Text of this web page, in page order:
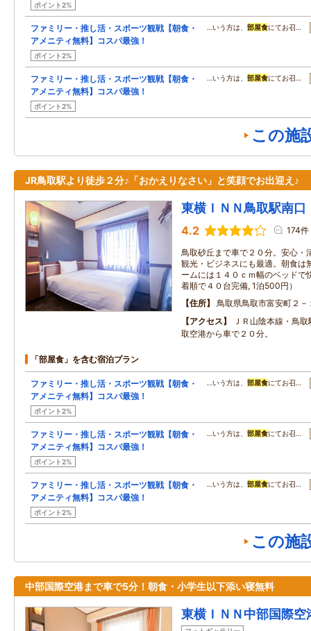
ポイント2%
ファミリー・推し活・スポーツ観戦【朝食・
アメニティ無料】コスパ最強！
ポイント2%
…いう方は、 部屋食にてお召…
ファミリー・推し活・スポーツ観戦【朝食・
アメニティ無料】コスパ最強！
ポイント2%
…いう方は、 部屋食にてお召…
この施
JR鳥取駅より徒歩２分♪「おかえりなさい」と笑顔でお出迎え♪
東横ＩＮＮ鳥取駅南口
4.2 174件
鳥取砂丘まで車で２０分。安心・
観光・ビジネスにも最適。朝食は
ームには１４０ｃｍ幅のベッドで
着順で４０台完備, 1泊500円）
住所
鳥取県鳥取市富安町２－
アクセス
ＪＲ山陰本線・鳥
取空港から車で２０分。
「部屋食」を含む宿泊プラン
ファミリー・推し活・スポーツ観戦【朝食・
アメニティ無料】コスパ最強！
ポイント2%
…いう方は、 部屋食にてお召…
ファミリー・推し活・スポーツ観戦【朝食・
アメニティ無料】コスパ最強！
ポイント2%
…いう方は、 部屋食にてお召…
ファミリー・推し活・スポーツ観戦【朝食・
アメニティ無料】コスパ最強！
ポイント2%
…いう方は、 部屋食にてお召…
この施
中部国際空港まで車で5分！朝食・小学生以下添い寝無料
東横ＩＮＮ中部国際空